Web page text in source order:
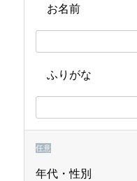
る
画
面
で
す。
お名前
ふりがな
任意
年代・性別